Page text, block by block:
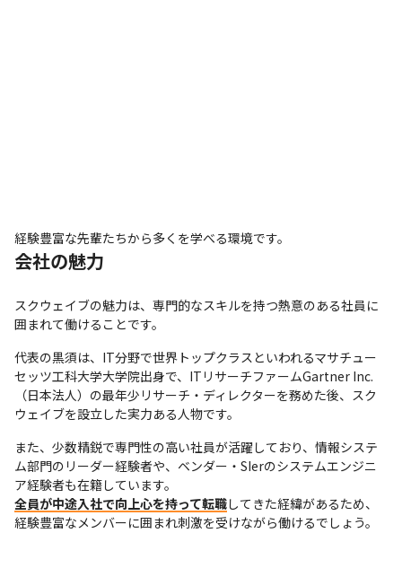
経験豊富な先輩たちから多くを学べる環境です。
会社の魅力
スクウェイブの魅力は、専門的なスキルを持つ熱意のある社員に
囲まれて働けることです。
代表の黒須は、IT分野で世界トップクラスといわれるマサチュー
セッツ工科大学大学院出身で、ITリサーチファームGartner Inc.
（日本法人）の最年少リサーチ・ディレクターを務めた後、スク
ウェイブを設立した実力ある人物です。
また、少数精鋭で専門性の高い社員が活躍しており、情報システ
ム部門のリーダー経験者や、ベンダー・SIerのシステムエンジニ
全員が中途入社で向上心を持って転職してきた経緯があるため、
経験豊富なメンバーに囲まれ刺激を受けながら働けるでしょう。